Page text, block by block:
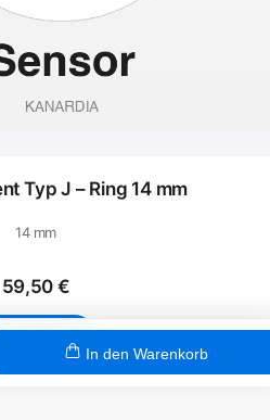
Typ J – Ring 14 mm
14 mm
59,50 €
In den Warenkorb